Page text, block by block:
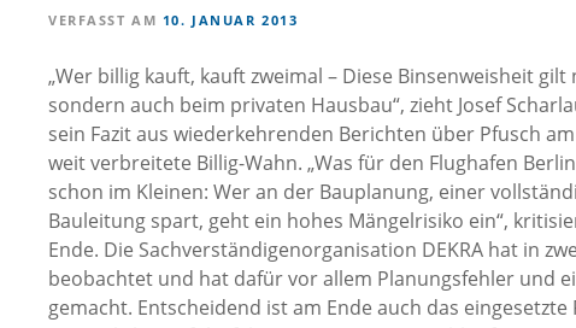
VERFASST AM 10. JANUAR 2013
„Wer billig kauft, kauft zweimal – Diese Binsenweisheit
sondern auch beim privaten Hausbau“, zieht Josef
sein Fazit aus wiederkehrenden Berichten über Pfusch
weit verbreitete Billig-Wahn. „Was für den Flughafen
schon im Kleinen: Wer an der Bauplanung, einer
Bauleitung spart, geht ein hohes Mängelrisiko ein“,
Ende. Die Sachverständigenorganisation DEKRA hat in
beobachtet und hat dafür vor allem Planungsfehler und
gemacht. Entscheidend ist am Ende auch das